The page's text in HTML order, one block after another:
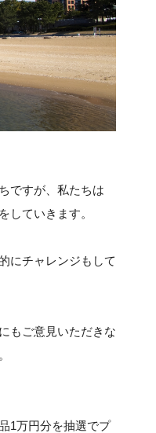
ですが、私たちは
していきます。
にチャレンジもして
もご意見いただきな
1万円分を抽選でプ